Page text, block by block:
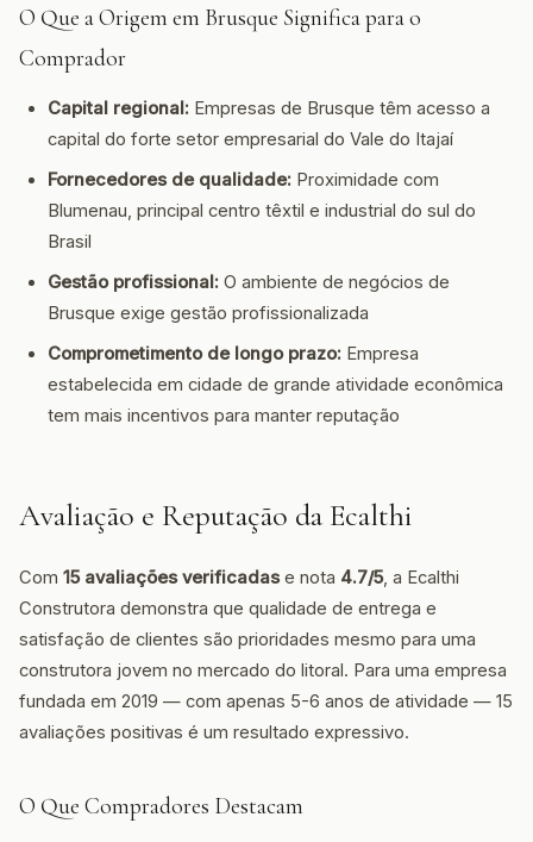
O Que a Origem em Brusque Significa para o
Comprador
Capital regional: Empresas de Brusque têm acesso a
capital do forte setor empresarial do Vale do Itajaí
Fornecedores de qualidade: Proximidade com
Blumenau, principal centro têxtil e industrial do sul do
Brasil
Gestão profissional: O ambiente de negócios de
Brusque exige gestão profissionalizada
Comprometimento de longo prazo: Empresa
estabelecida em cidade de grande atividade econômica
tem mais incentivos para manter reputação
Avaliação e Reputação da Ecalthi
Com 15 avaliações verificadase nota 4.7/5, a Ecalthi
Construtora demonstra que qualidade de entrega e
satisfação de clientes são prioridades mesmo para uma
construtora jovem no mercado do litoral. Para uma empresa
fundada em 2019 — com apenas 5-6 anos de atividade — 15
avaliações positivas é um resultado expressivo.
O Que Compradores Destacam